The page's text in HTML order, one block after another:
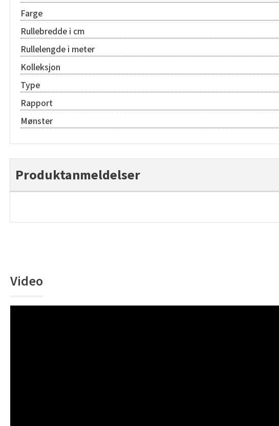
Farge
Rullebredde i cm
Rullelengde i meter
Kolleksjon
Type
Rapport
Mønster
Produktanmeldelser
Video